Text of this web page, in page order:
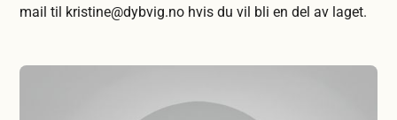
mail til kristine@dybvig.no hvis du vil bli en del av laget.